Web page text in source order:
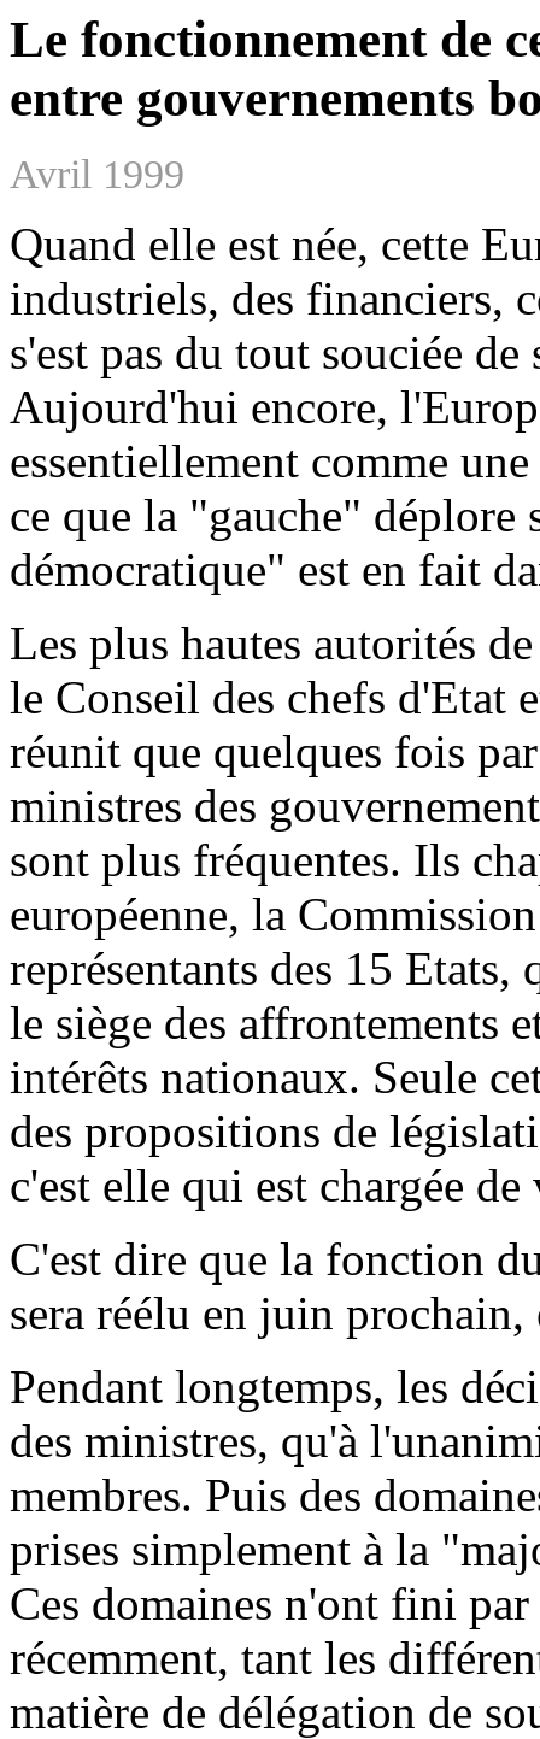
Le fonctionnement de
entre gouvernements
Avril 1999
Quand elle est née, cette
industriels, des financiers,
s'est pas du tout souciée
Aujourd'hui encore,
essentiellement comme
ce que la "gauche"
démocratique" est en fait
Les plus hautes autorités
le Conseil des chefs d'Etat
réunit que quelques fois
ministres des
sont plus fréquentes. Ils
européenne, la
représentants des 15
le siège des affrontements
intérêts nationaux. Seule
des propositions de
c'est elle qui est chargée
C'est dire que la fonction
sera réélu en juin
Pendant longtemps, les
des ministres, qu'à
membres. Puis des
prises simplement à la
Ces domaines n'ont fini
récemment, tant les
matière de délégation de